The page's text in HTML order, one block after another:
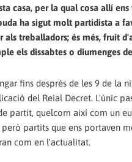
casa, per la qual cosa allí
ha sigut molt partidista a
treballadors; és més, fruit
els dissabtes o diumenges
fins després de les 9 de la
del Reial Decret. L'únic
partit, quelcom així com un
partits que ens portaven
com en l'actualitat.